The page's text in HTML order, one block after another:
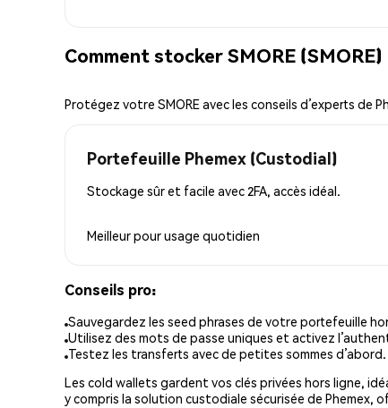
Comment stocker SMORE
Protégez votre SMORE avec les conseils d’experts de
Portefeuille Phemex (Custodial)
Stockage sûr et facile avec 2FA, accès idéal.
Meilleur pourusage quotidien
Conseils pro:
Sauvegardez les seed phrases de votre portefeuille
Utilisez des mots de passe uniques et activez
Testez les transferts avec de petites sommes d’abord.
Les cold wallets gardent vos clés privées hors ligne,
y compris la solution custodiale sécurisée de Phemex,